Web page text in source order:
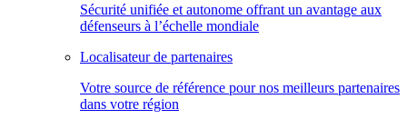
Sécurité unifiée et autonome offrant un avantage aux
défenseurs à l’échelle mondiale
Localisateur de partenaires
Votre source de référence pour nos meilleurs partenaires
dans votre région